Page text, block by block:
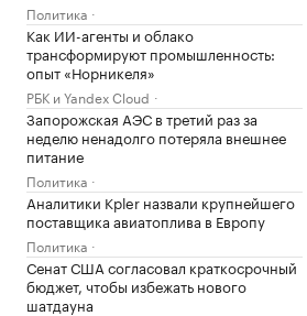
Политика
Как ИИ-агенты и облако
трансформируют промышленность:
опыт «Норникеля»
РБК и Yandex Cloud
Запорожская АЭС в третий раз за
неделю ненадолго потеряла внешнее
питание
Политика
Аналитики Kpler назвали крупнейшего
поставщика авиатоплива в Европу
Политика
Сенат США согласовал краткосрочный
бюджет, чтобы избежать нового
шатдауна